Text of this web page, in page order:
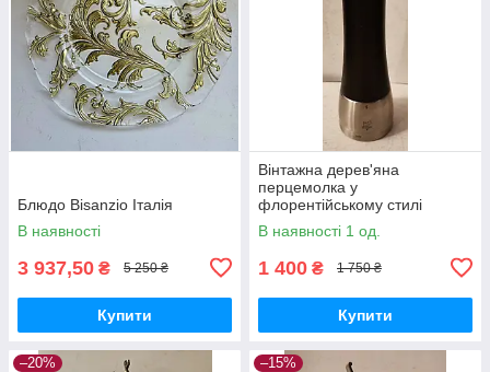
Блюдо Bisanzio Італія
В наявності
3 937,50 ₴ 5 250 ₴
Купити
Вінтажна дерев'яна
перцемолка у
флорентійському стилі
В наявності 1 од.
1 400 ₴ 1 750 ₴
Купити
–20% –15%